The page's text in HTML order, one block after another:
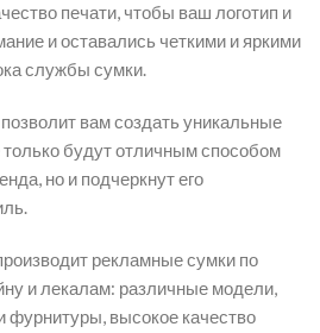
печати, чтобы ваш логотип и
и оставались четкими и яркими
службы сумки.
вам создать уникальные
будут отличным способом
но и подчеркнут его
рекламные сумки по
и лекалам: различные модели,
фурнитуры, высокое качество